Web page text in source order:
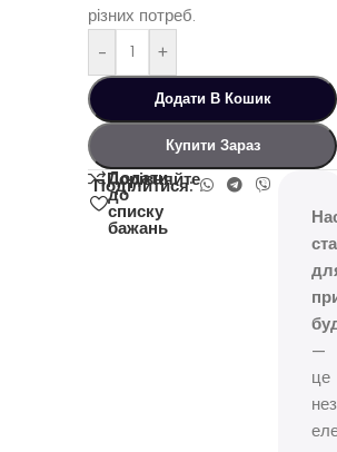
різних потреб.
-
+
Додати В Кошик
Купити Зараз
Порівняйте
Додати
до
списку
бажань
Поділитися:
—
це